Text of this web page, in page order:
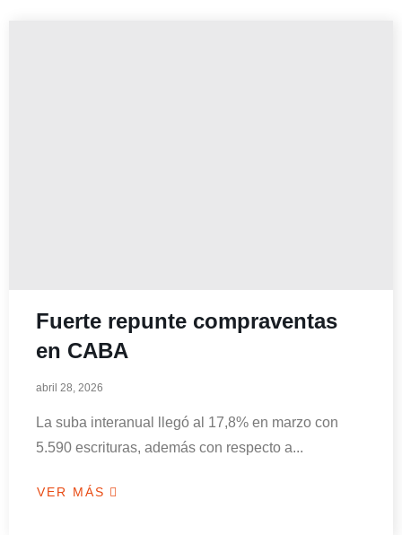
Fuerte repunte compraventas
en CABA
abril 28, 2026
La suba interanual llegó al 17,8% en marzo con
5.590 escrituras, además con respecto a...
VER MÁS